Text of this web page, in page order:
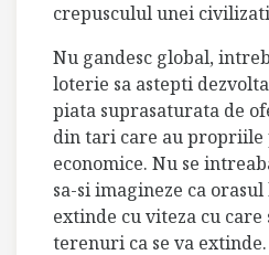
crepusculul unei
Nu gandesc global,
loterie sa astepti
piata suprasaturata de
din tari care au propriile
economice. Nu se
sa-si imagineze ca
extinde cu viteza cu care
terenuri ca se va